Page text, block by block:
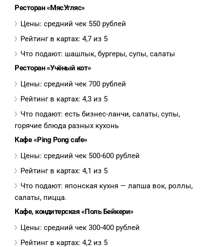
Ресторан «МясУгляс»
Цены: средний чек 550 рублей
Рейтинг в картах: 4,7 из 5
Что подают: шашлык, бургеры, супы, салаты
Ресторан «Учёный кот»
Цены: средний чек 700 рублей
Рейтинг в картах: 4,3 из 5
Что подают: есть бизнес-ланчи, салаты, супы,
горячие блюда разных кухонь
Кафе «Ping Pong cafe»
Цены: средний чек 500-600 рублей
Рейтинг в картах: 4,1 из 5
Что подают: японская кухня — лапша вок, роллы,
салаты, пицца.
Кафе, кондитерская «Поль Бейкери»
Цены: средний чек 300-400 рублей
Рейтинг в картах: 4,2 из 5